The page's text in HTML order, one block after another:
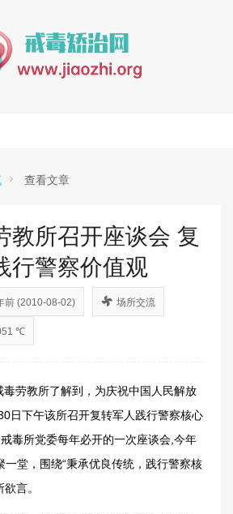
查看文章
教所召开座谈会 复
行警察价值观
前 (2010-08-02) 场所交流
℃
劳教所了解到，为庆祝中国人民解放
日下午该所召开复转军人践行警察核心
毒所党委每年必开的一次座谈会,今年
一堂，围绕“秉承优良传统，践行警察核
言。